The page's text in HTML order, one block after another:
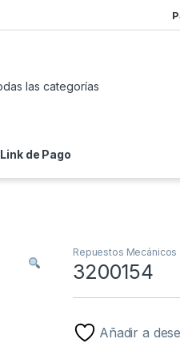
Link de Pago
Repuestos Mecánicos
3200154
Añadir a